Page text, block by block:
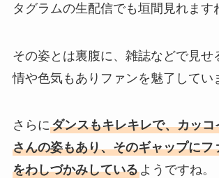
タグラムの生配信でも垣間見れます
その姿とは裏腹に、雑誌などで見せ
情や色気もありファンを魅了してい
さらにダンスもキレキレで、カッコ
さんの姿もあり、そのギャップにフ
をわしづかみしているようですね。